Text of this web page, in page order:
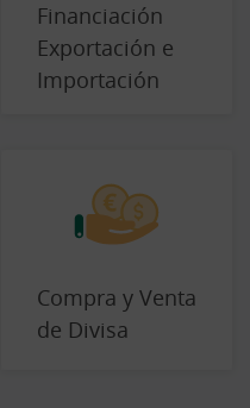
Financiación
Exportación e
Importación
Compra y Venta
de Divisa